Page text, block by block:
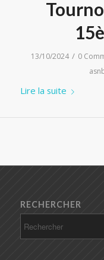
13/10/2024 / 0
Lire la suite
RECHERCHER